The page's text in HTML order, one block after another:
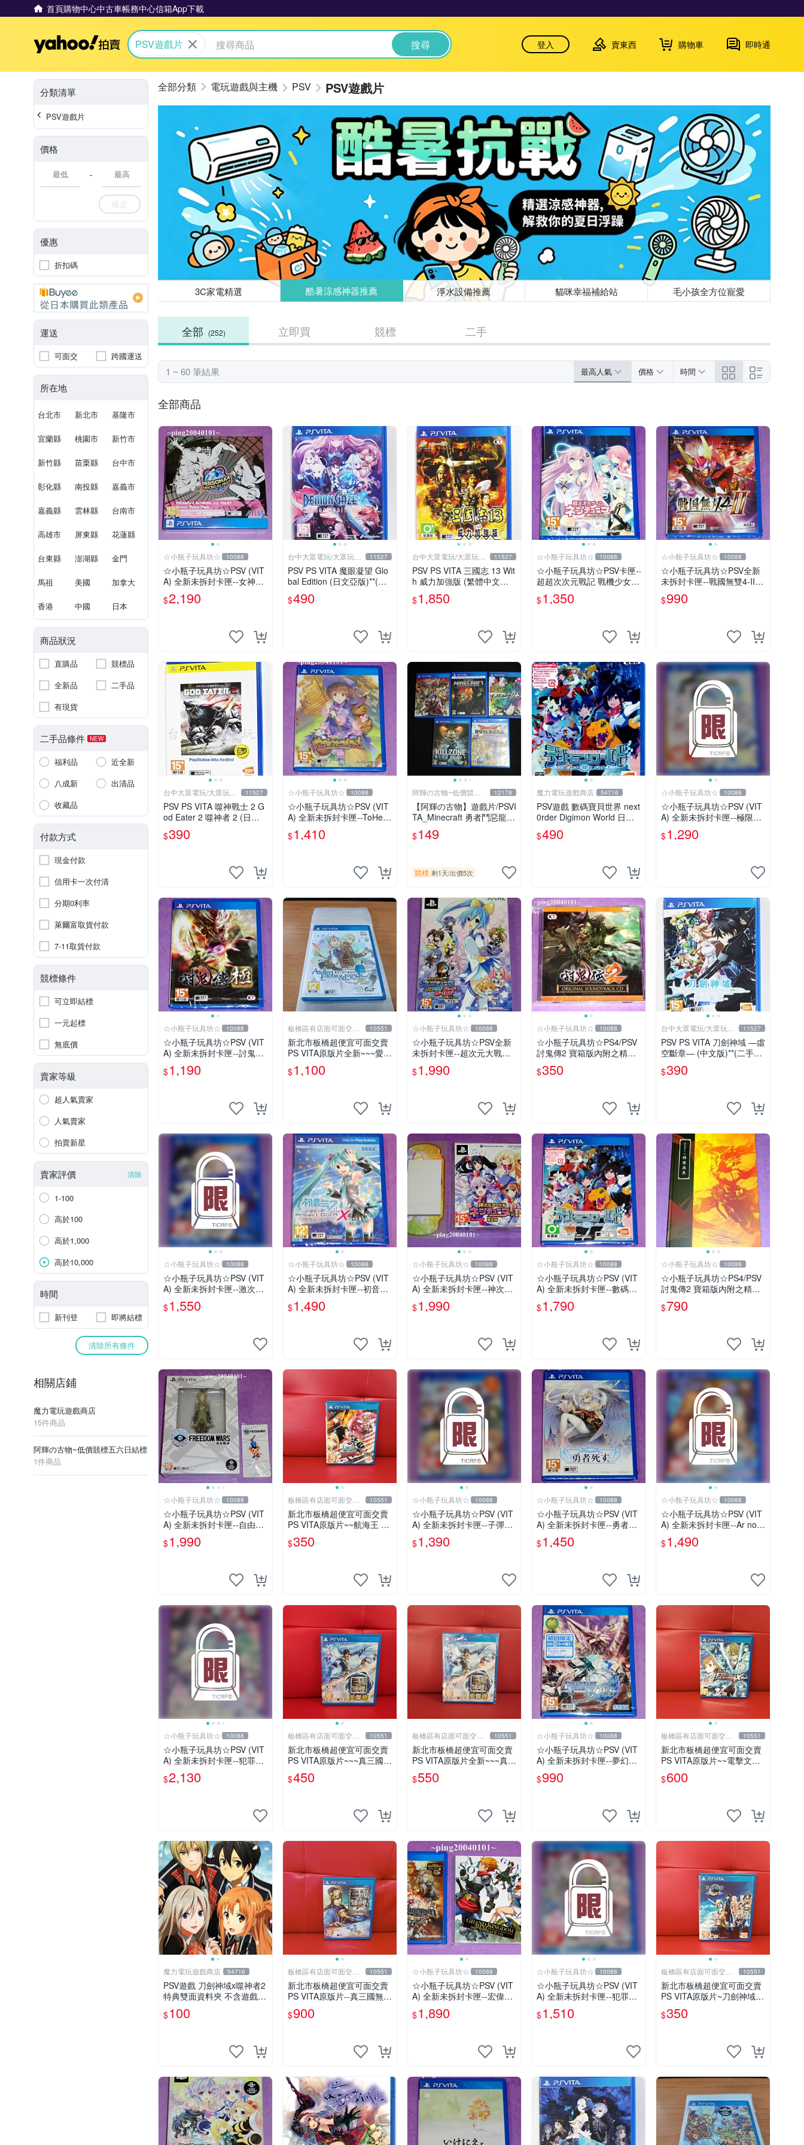
首頁購物中心中古車帳務中心信箱App下載
Yahoo拍賣
PSV遊戲片 搜尋 登入 賣東西 購物車 即時通
分類清單
PSV遊戲片
價格
-
確定
優惠
折扣碼
運送
可面交 跨國運送
所在地
台北市 新北市 基隆市
宜蘭縣 桃園市 新竹市
新竹縣 苗栗縣 台中市
彰化縣 南投縣 嘉義市
嘉義縣 雲林縣 台南市
高雄市 屏東縣 花蓮縣
台東縣 澎湖縣 金門
馬祖 美國 加拿大
香港 中國 日本
商品狀況
直購品
競標品
全新品
二手品
有現貨
二手品條件 NEW
福利品
近全新
八成新
出清品
收藏品
付款方式
現金付款
信用卡一次付清
分期0利率
萊爾富取貨付款
7-11取貨付款
競標條件
可立即結標
一元起標
無底價
賣家等級
超人氣賣家
人氣賣家
拍賣新星
賣家評價 清除
1-100
高於100
高於1,000
高於10,000
時間
新刊登 即將結標
清除所有條件
相關店鋪
魔力電玩遊戲商店
15件商品
阿輝の古物~低價競標五六日結標
1件商品
電玩遊戲與主機 PSV PSV遊戲片
3C家電精選 酷暑涼感神器推薦 淨水設備推薦 貓咪幸福補給站 毛小孩全方位寵愛
全部 (252) 立即買 競標 二手
1 ~ 60 筆結果 最高人氣 價格 時間
全部商品
☆小瓶子玩具坊☆ 10088
☆小瓶子玩具坊☆PSV (VIT
A) 全新未拆封卡匣--女神異
聞錄4 通宵熱舞 豪華版 (日
版)
$2,190
台中大眾電玩/大眾玩具
店
11527
PSV PS VITA 魔眼凝望 Glo
bal Edition (日文亞版)**(二
手商品)【台中大眾電玩】
$490
台中大眾電玩/大眾玩具
店
11527
PSV PS VITA 三國志 13 Wit
h 威力加強版 (繁體中文版)*
*(二手商品)【台中大眾電
玩】
$1,850
☆小瓶子玩具坊☆ 10088
☆小瓶子玩具坊☆PSV卡匣--
超超次次元戰記 戰機少女 R
e;Birth2 SISTERS GENERA
TION
$1,350
☆小瓶子玩具坊☆ 10088
☆小瓶子玩具坊☆PSV全新
未拆封卡匣--戰國無雙4-II
(亞版日文版)
$990
台中大眾電玩/大眾玩具
店
11527
PSV PS VITA 噬神戰士 2 G
od Eater 2 噬神者 2 (日文
版)(全新未拆)【台中大眾電
玩】
$390
☆小瓶子玩具坊☆ 10088
☆小瓶子玩具坊☆PSV (VIT
A) 全新未拆封卡匣--ToHear
t2 迷宮旅人
$1,410
阿輝の古物~低價競標
五六日結標
12178
【阿輝の古物】遊戲片/PSVI
TA_Minecraft 勇者鬥惡龍
殺戮地帶 英雄傳說 槍彈辯
駁 一批合售_刮痕污漬_1元
$149
競標 剩1天/出價5次
魔力電玩遊戲商店 54716
PSV遊戲 數碼寶貝世界 next
0rder Digimon World 日文
日版 【板橋魔力】
$490
☆小瓶子玩具坊☆ 10088
☆小瓶子玩具坊☆PSV (VIT
A) 全新未拆封卡匣--極限凸
起 萌萌水晶
$1,290
☆小瓶子玩具坊☆ 10088
☆小瓶子玩具坊☆PSV (VIT
A) 全新未拆封卡匣--討鬼傳
極 中文版
$1,190
板橋區有店面可面交高
價回收電玩
10551
新北市板橋超便宜可面交賣
PS VITA原版片全新~~~愛絲
卡&羅吉的鍊金工房 PLUS ~
黃昏天空之鍊金術士~~~便
$1,100
☆小瓶子玩具坊☆ 10088
☆小瓶子玩具坊☆PSV全新
未拆封卡匣--超次元大戰海
王星 VS 世嘉SEGA主機少
女 夢幻合體 Special 限定版
$1,990
☆小瓶子玩具坊☆ 10088
☆小瓶子玩具坊☆PS4/PSV
討鬼傳2 寶箱版內附之精品-
-原聲音樂CD (無遊戲卡匣
唷)
$350
台中大眾電玩/大眾玩具
店
11527
PSV PS VITA 刀劍神域 ―虛
空斷章― (中文版)**(二手商
品)【台中大眾電玩】
$390
☆小瓶子玩具坊☆ 10088
☆小瓶子玩具坊☆PSV (VIT
A) 全新未拆封卡匣--激次元
組合 戰機少女 VS 殭屍軍團
中文版
$1,550
☆小瓶子玩具坊☆ 10088
☆小瓶子玩具坊☆PSV (VIT
A) 全新未拆封卡匣--初音未
來 名伶計畫X 中文版
$1,490
☆小瓶子玩具坊☆ 10088
☆小瓶子玩具坊☆PSV (VIT
A) 全新未拆封卡匣--神次元
偶像 戰機少女 PP 日版限定
版+ 特典--機身貼
$1,990
☆小瓶子玩具坊☆ 10088
☆小瓶子玩具坊☆PSV (VIT
A) 全新未拆封卡匣--數碼寶
貝世界-next 0rder-新秩序
(初回日版)
$1,790
☆小瓶子玩具坊☆ 10088
☆小瓶子玩具坊☆PS4/PSV
討鬼傳2 寶箱版內附之精品-
-特製畫集 (無遊戲卡匣唷)
$790
☆小瓶子玩具坊☆ 10088
☆小瓶子玩具坊☆PSV (VIT
A) 全新未拆封卡匣--自由戰
爭 限定版 中文版 + 特典--
「普洛帕」吊飾
$1,990
板橋區有店面可面交高
價回收電玩
10551
新北市板橋超便宜可面交賣
PS VITA原版片~~航海王 無
限世界 赤紅 中文版~~實體
店面可面交
$350
☆小瓶子玩具坊☆ 10088
☆小瓶子玩具坊☆PSV (VIT
A) 全新未拆封卡匣--子彈少
女2《(Bullet Girls 2》
$1,390
☆小瓶子玩具坊☆ 10088
☆小瓶子玩具坊☆PSV (VIT
A) 全新未拆封卡匣--勇者已
死。
$1,450
☆小瓶子玩具坊☆ 10088
☆小瓶子玩具坊☆PSV (VIT
A) 全新未拆封卡匣--Ar nos
urge PLUS 獻給誕生之星的
祈禱詩
$1,490
☆小瓶子玩具坊☆ 10088
☆小瓶子玩具坊☆PSV (VIT
A) 全新未拆封卡匣--犯罪少
女2《Criminal Girls 2》限
定版 (日版)
$2,130
板橋區有店面可面交高
價回收電玩
10551
新北市板橋超便宜可面交賣
PS VITA原版片~~~真三國無
雙 英傑傳 中文版~~~實體店
面可面交
$450
板橋區有店面可面交高
價回收電玩
10551
新北市板橋超便宜可面交賣
PS VITA原版片全新~~~真
三國無雙 英傑傳 中文版~~~
下標就賣不用等
$550
☆小瓶子玩具坊☆ 10088
☆小瓶子玩具坊☆PSV (VIT
A) 全新未拆封卡匣--夢幻之
星 NOVA (亞版日文版)
$990
板橋區有店面可面交高
價回收電玩
10551
新北市板橋超便宜可面交賣
PS VITA原版片~~電擊文庫
FIGHTING CLIMAX 中文版
~~實體店面可面交
$600
魔力電玩遊戲商店 54716
PSV遊戲 刀劍神域x噬神者2
特典雙面資料夾 不含遊戲光
碟【板橋魔力】
$100
板橋區有店面可面交高
價回收電玩
10551
新北市板橋超便宜可面交賣
PS VITA原版片--真三國無雙
7 帝王傳 中文版~~實體店面
可面交
$900
☆小瓶子玩具坊☆ 10088
☆小瓶子玩具坊☆PSV (VIT
A) 全新未拆封卡匣--宏偉王
國 (初回日版) + 預約特典--
CD
$1,890
☆小瓶子玩具坊☆ 10088
☆小瓶子玩具坊☆PSV (VIT
A) 全新未拆封卡匣--犯罪少
女2《Criminal Girls 2》(日
版)
$1,510
板橋區有店面可面交高
價回收電玩
10551
新北市板橋超便宜可面交賣
PS VITA原版片~刀劍神域
虛空幻界 中文版~~實體店面
可面交
$350